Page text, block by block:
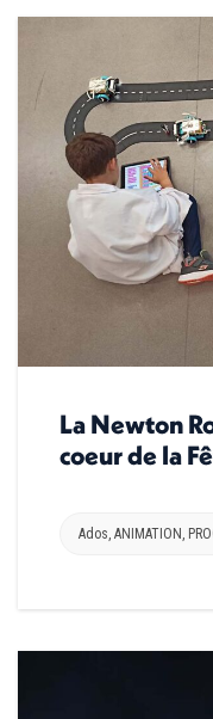
La Newton
coeur de la
Ados, ANIMATION,